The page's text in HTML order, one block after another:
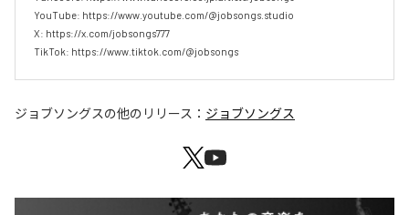
YouTube: https://www.youtube.com/@jobsongs.studio
X: https://x.com/jobsongs777
TikTok: https://www.tiktok.com/@jobsongs
ジョブソングスの他のリリース： ジョブソングス